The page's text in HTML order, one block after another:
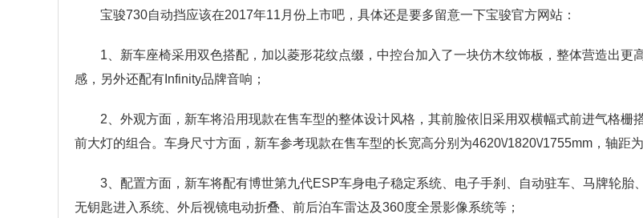
宝骏730自动挡应该在2017年11月份上市吧，具体还是要多留意一下宝骏官方网站：
1、新车座椅采用双色搭配，加以菱形花纹点缀，中控台加入了一块仿木纹饰板，整体营造出更
感，另外还配有Infinity品牌音响；
2、外观方面，新车将沿用现款在售车型的整体设计风格，其前脸依旧采用双横幅式前进气格栅
前大灯的组合。车身尺寸方面，新车参考现款在售车型的长宽高分别为4620\/1820\/1755mm，轴距为
3、配置方面，新车将配有博世第九代ESP车身电子稳定系统、电子手刹、自动驻车、马牌轮胎
无钥匙进入系统、外后视镜电动折叠、前后泊车雷达及360度全景影像系统等；